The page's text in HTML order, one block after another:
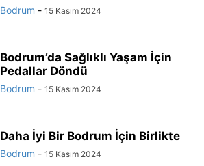
Bodrum - 15 Kasım 2024
Bodrum’da Sağlıklı Yaşam İçin
Pedallar Döndü
Bodrum - 15 Kasım 2024
Daha İyi Bir Bodrum İçin Birlikte
Bodrum - 15 Kasım 2024